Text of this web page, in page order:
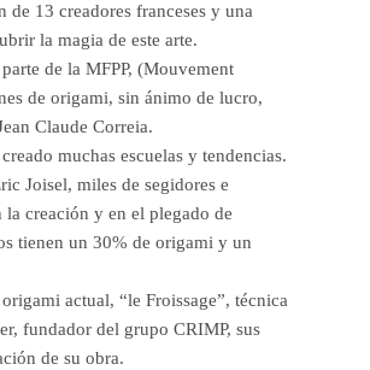
de 13 creadores franceses y una
la magia de este arte.
de la MFPP, (Mouvement
de origami, sin ánimo de lucro,
Claude Correia.
muchas escuelas y tendencias.
Joisel, miles de segidores e
creación y en el plegado de
tienen un 30% de origami y un
actual, “le Froissage”, técnica
fundador del grupo CRIMP, sus
de su obra.